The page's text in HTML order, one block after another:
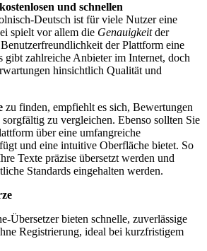
kostenlosen und schnellen
Deutsch ist für viele Nutzer eine
spielt vor allem die Genauigkeitder
der Plattform eine
gibt zahlreiche Anbieter im Internet, doch
hinsichtlich Qualität und
zu finden, empfiehlt es sich, Bewertungen
sorgfältig zu vergleichen. Ebenso sollten Sie
über eine umfangreiche
und eine intuitive Oberfläche bietet. So
Texte präzise übersetzt werden und
Standards eingehalten werden.
Übersetzer bieten schnelle, zuverlässige
Registrierung, ideal bei kurzfristigem